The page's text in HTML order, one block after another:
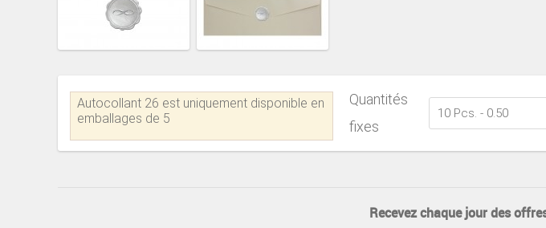
Autocollant 26 est uniquement disponible en
emballages de 5
Quantités
fixes
10 Pcs. - 0.50
Recevez chaque jour des